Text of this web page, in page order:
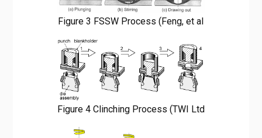
Figure 3 FSSW Process (Feng, et al
Figure 4 Clinching Process (TWI Ltd